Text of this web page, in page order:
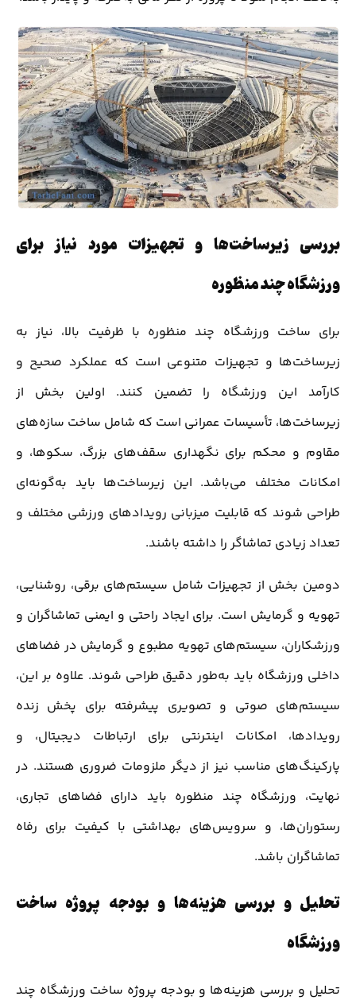
بررسی زیرساخت‌ها و تجهیزات مورد نیاز برای
ورزشگاه چند منظوره
برای ساخت ورزشگاه چند منظوره با ظرفیت بالا، نیاز به
زیرساخت‌ها و تجهیزات متنوعی است که عملکرد صحیح و
کارآمد این ورزشگاه را تضمین کنند. اولین بخش از
زیرساخت‌ها، تأسیسات عمرانی است که شامل ساخت سازه‌های
مقاوم و محکم برای نگهداری سقف‌های بزرگ، سکوها، و
امکانات مختلف می‌باشد. این زیرساخت‌ها باید به‌گونه‌ای
طراحی شوند که قابلیت میزبانی رویدادهای ورزشی مختلف و
تعداد زیادی تماشاگر را داشته باشند.
دومین بخش از تجهیزات شامل سیستم‌های برقی، روشنایی،
تهویه و گرمایش است. برای ایجاد راحتی و ایمنی تماشاگران و
ورزشکاران، سیستم‌های تهویه مطبوع و گرمایش در فضاهای
داخلی ورزشگاه باید به‌طور دقیق طراحی شوند. علاوه بر این،
سیستم‌های صوتی و تصویری پیشرفته برای پخش زنده
رویدادها، امکانات اینترنتی برای ارتباطات دیجیتال، و
پارکینگ‌های مناسب نیز از دیگر ملزومات ضروری هستند. در
نهایت، ورزشگاه چند منظوره باید دارای فضاهای تجاری،
رستوران‌ها، و سرویس‌های بهداشتی با کیفیت برای رفاه
تماشاگران باشد.
تحلیل و بررسی هزینه‌ها و بودجه‌ پروژه ساخت
ورزشگاه
تحلیل و بررسی هزینه‌ها و بودجه پروژه ساخت ورزشگاه چند